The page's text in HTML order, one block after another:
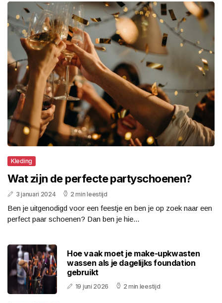
Kleding
Wat zijn de perfecte partyschoenen?
3 januari 2024 2 min leestijd
Ben je uitgenodigd voor een feestje en ben je op zoek naar een
perfect paar schoenen? Dan ben je hie...
Hoe vaak moet je make-upkwasten
wassen als je dagelijks foundation
gebruikt
19 juni 2026 2 min leestijd